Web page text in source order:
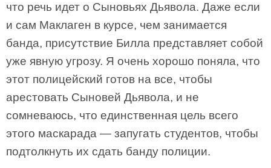
что речь идет о Сыновьях Дьявола. Даже если
и сам Маклаген в курсе, чем занимается
банда, присутствие Билла представляет собой
уже явную угрозу. Я очень хорошо поняла, что
этот полицейский готов на все, чтобы
арестовать Сыновей Дьявола, и не
сомневаюсь, что единственная цель всего
этого маскарада — запугать студентов, чтобы
подтолкнуть их сдать банду полиции.